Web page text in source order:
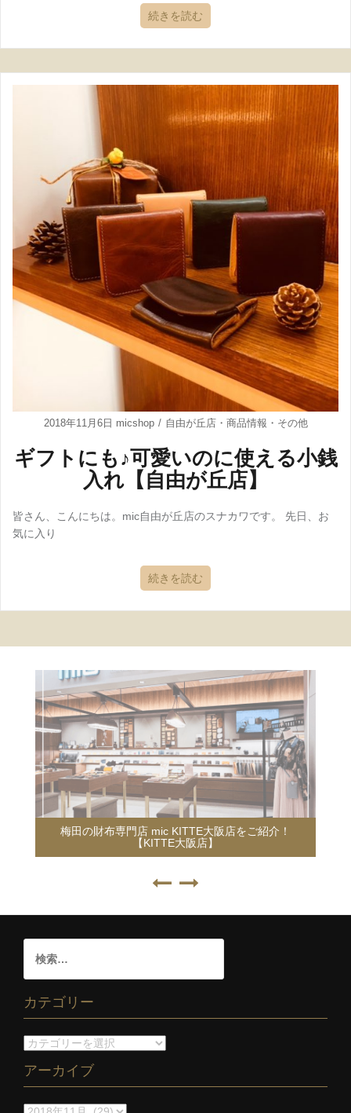
続きを読む
2018年11月6日 micshop 自由が丘店・ 商品情報 ・ その他
ギフトにも♪可愛いのに使える小銭
入れ【自由が丘店】
皆さん、こんにちは。mic自由が丘店のスナカワです。 先日、お
気に入り
続きを読む
梅田の財布専門店 mic KITTE大阪店をご紹介！
【KITTE大阪店】
カテゴリー
アーカイブ